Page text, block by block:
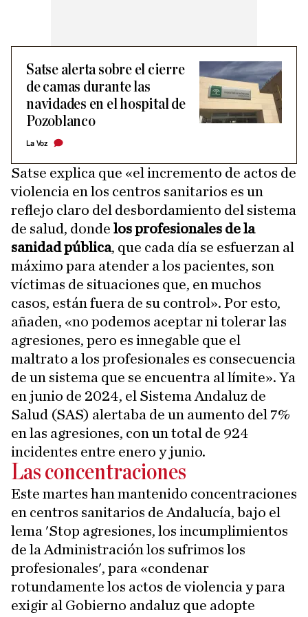
Satse alerta sobre el cierre
de camas durante las
navidades en el hospital de
Pozoblanco
La Voz
Satse explica que «el incremento de actos de
violencia en los centros sanitarios es un
reflejo claro del desbordamiento del sistema
de salud, donde los profesionales de la
sanidad pública, que cada día se esfuerzan al
máximo para atender a los pacientes, son
víctimas de situaciones que, en muchos
casos, están fuera de su control». Por esto,
añaden, «no podemos aceptar ni tolerar las
agresiones, pero es innegable que el
maltrato a los profesionales es consecuencia
de un sistema que se encuentra al límite». Ya
en junio de 2024, el Sistema Andaluz de
Salud (SAS) alertaba de un aumento del 7%
en las agresiones, con un total de 924
incidentes entre enero y junio.
Las concentraciones
Este martes han mantenido concentraciones
en centros sanitarios de Andalucía, bajo el
lema 'Stop agresiones, los incumplimientos
de la Administración los sufrimos los
profesionales', para «condenar
rotundamente los actos de violencia y para
exigir al Gobierno andaluz que adopte